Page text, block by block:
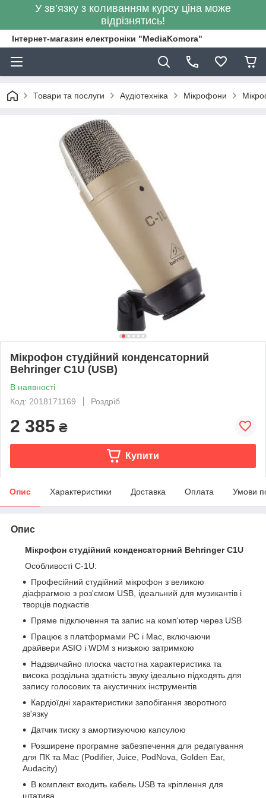
У зв’язку з коливанням курсу ціна може
відрізнятись!
Інтернет-магазин електроніки "MediaKomora"
Товари та послуги Аудіотехніка Мікрофони
Мікрофон студійний конденсаторний
Behringer C1U (USB)
В наявності
Код: 2018171169
Роздріб
2 385 ₴
Купити
Опис Характеристики Доставка Оплата Умови
Опис
Мікрофон студійний конденсаторний Behringer C1U
Особливості C-1U:
Професійний студійний мікрофон з великою
діафрагмою з роз'ємом USB, ідеальний для музикантів і
творців подкастів
Пряме підключення та запис на комп'ютер через USB
Працює з платформами PC і Mac, включаючи
драйвери ASIO і WDM з низькою затримкою
Надзвичайно плоска частотна характеристика та
висока роздільна здатність звуку ідеально підходять для
запису голосових та акустичних інструментів
Кардіоїдні характеристики запобігання зворотного
зв'язку
Датчик тиску з амортизуючою капсулою
Розширене програмне забезпечення для редагування
для ПК та Mac (Podifier, Juice, PodNova, Golden Ear,
Audacity)
В комплект входить кабель USB та кріплення для
штатива